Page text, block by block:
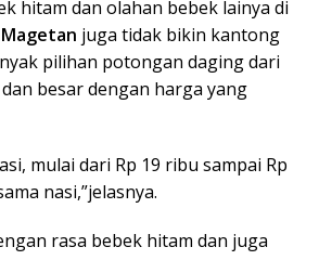
hitam dan olahan bebek lainya di
juga tidak bikin kantong
pilihan potongan daging dari
besar dengan harga yang
mulai dari Rp 19 ribu sampai Rp
nasi,”jelasnya.
rasa bebek hitam dan juga